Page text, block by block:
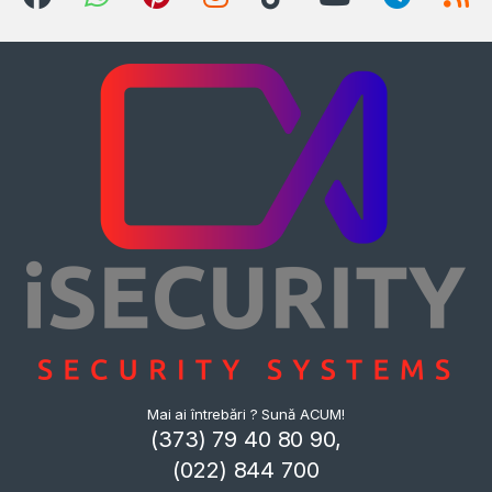
Mai ai întrebări ? Sună ACUM!
(373) 79 40 80 90,
(022) 844 700